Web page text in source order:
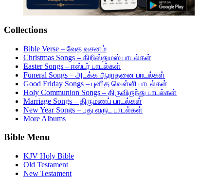
Collections
Bible Verse – வேத வசனம்
Christmas Songs – கிறிஸ்துமஸ் பாடல்கள்
Easter Songs – ஈஸ்டர் பாடல்கள்
Funeral Songs – அடக்க ஆராதனை பாடல்கள்
Good Friday Songs – புனித வெள்ளி பாடல்கள்
Holy Communion Songs – திருவிருந்து பாடல்கள்
Marriage Songs – திருமணப் பாடல்கள்
New Year Songs – புது வருட பாடல்கள்
More Albums
Bible Menu
KJV Holy Bible
Old Testament
New Testament